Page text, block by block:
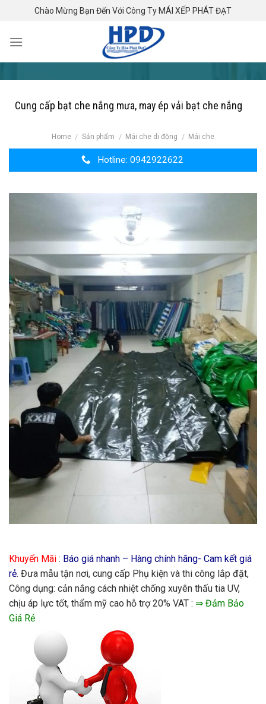
content
Chào Mừng Bạn Đến Với Công Ty MÁI XẾP PHÁT ĐẠT
Cung cấp bạt che nắng mưa, may ép vải bạt che nắng
Home / Sản phẩm / Mái che di động / Mái che
Hotline: 0942922622
Khuyến Mãi : Báo giá nhanh – Hàng chính hãng- Cam kết giá
rẻ. Đưa mẫu tận nơi, cung cấp Phụ kiện và thi công lắp đặt,
Công dụng: cản nắng cách nhiệt chống xuyên thấu tia UV,
chịu áp lực tốt, thẩm mỹ cao hỗ trợ 20% VAT : ⇒ Đảm Bảo
Giá Rẻ